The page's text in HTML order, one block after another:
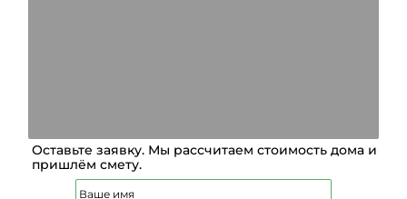
Оставьте заявку. Мы рассчитаем стоимость дома и
пришлём смету.